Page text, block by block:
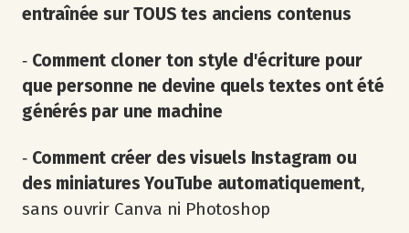
entraînée sur TOUS tes anciens contenus
‐ Comment cloner ton style d'écriture pour
que personne ne devine quels textes ont été
générés par une machine
‐ Comment créer des visuels Instagram ou
des miniatures YouTube automatiquement,
sans ouvrir Canva ni Photoshop